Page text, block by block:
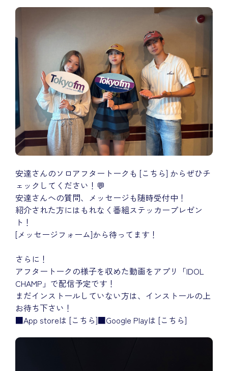
安達さんのソロアフタートークも [こちら] からぜひチ
ェックしてください！💬
安達さんへの質問、メッセージも随時受付中！
紹介された方にはもれなく番組ステッカープレゼン
ト！
[メッセージフォーム]から待ってます！
さらに！
アフタートークの様子を収めた動画をアプリ「IDOL
CHAMP」で配信予定です！
まだインストールしていない方は、インストールの上
お待ち下さい！
■App storeは [こちら]■Google Playは [こちら]